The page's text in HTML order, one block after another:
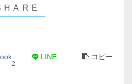
2
LINE コピー